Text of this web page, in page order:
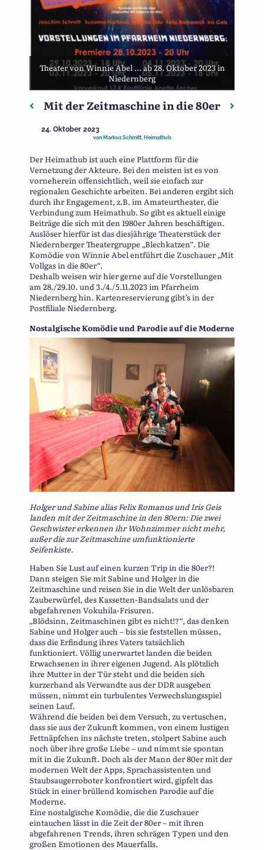
Theater von Winnie Abel ... ab 28. Oktober 2023 in
Niedernberg
Beitragsnavigation
Vorheriger: Wir sind dabei – SCCON 23 Berlin
Mit der Zeitmaschine in die 80er
24. Oktober 2023
von Markus Schmitt, Heimathub
Der Heimathub ist auch eine Plattform für die
Vernetzung der Akteure. Bei den meisten ist es von
vorneherein offensichtlich, weil sie einfach zur
regionalen Geschichte arbeiten. Bei anderen ergibt sich
durch ihr Engagement, z.B. im Amateurtheater, die
Verbindung zum Heimathub. So gibt es aktuell einige
Beiträge die sich mit den 1980er Jahren beschäftigen.
Auslöser hierfür ist das diesjährige Theaterstück der
Niedernberger Theatergruppe „Blechkatzen“. Die
Komödie von Winnie Abel entführt die Zuschauer „Mit
Vollgas in die 80er“.
Deshalb weisen wir hier gerne auf die Vorstellungen
am 28./29.10. und 3./4./5.11.2023 im Pfarrheim
Niedernberg hin. Kartenreservierung gibt’s in der
Postfiliale Niedernberg.
Nostalgische Komödie und Parodie auf die Moderne
Holger und Sabine alias Felix Romanus und Iris Geis
landen mit der Zeitmaschine in den 80ern: Die zwei
Geschwister erkennen ihr Wohnzimmer nicht mehr,
außer die zur Zeitmaschine umfunktionierte
Seifenkiste.
Haben Sie Lust auf einen kurzen Trip in die 80er?!
Dann steigen Sie mit Sabine und Holger in die
Zeitmaschine und reisen Sie in die Welt der unlösbaren
Zauberwürfel, des Kassetten-Bandsalats und der
abgefahrenen Vokuhila-Frisuren.
„Blödsinn, Zeitmaschinen gibt es nicht!?“, das denken
Sabine und Holger auch – bis sie feststellen müssen,
dass die Erfindung ihres Vaters tatsächlich
funktioniert. Völlig unerwartet landen die beiden
Erwachsenen in ihrer eigenen Jugend. Als plötzlich
ihre Mutter in der Tür steht und die beiden sich
kurzerhand als Verwandte aus der DDR ausgeben
müssen, nimmt ein turbulentes Verwechslungsspiel
seinen Lauf.
Während die beiden bei dem Versuch, zu vertuschen,
dass sie aus der Zukunft kommen, von einem lustigen
Fettnäpfchen ins nächste treten, stolpert Sabine auch
noch über ihre große Liebe – und nimmt sie spontan
mit in die Zukunft. Doch als der Mann der 80er mit der
modernen Welt der Apps, Sprachassistenten und
Staubsaugerroboter konfrontiert wird, gipfelt das
Stück in einer brüllend komischen Parodie auf die
Moderne.
Eine nostalgische Komödie, die die Zuschauer
eintauchen lässt in die Zeit der 80er – mit ihren
abgefahrenen Trends, ihren schrägen Typen und den
großen Emotionen des Mauerfalls.